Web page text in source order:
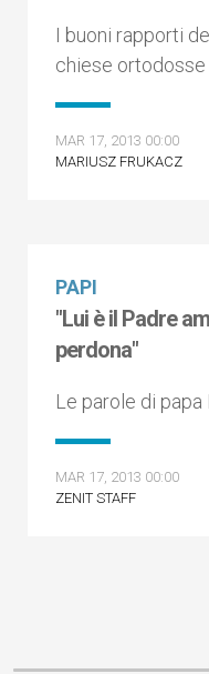
I buoni rapporti
chiese ortodosse
MAR 17, 2013 00:00
MARIUSZ FRUKACZ
PAPI
"Lui è il Padre
perdona"
Le parole di papa
MAR 17, 2013 00:00
ZENIT STAFF